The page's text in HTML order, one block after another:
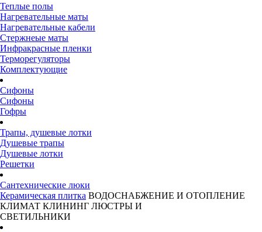
Теплые полы
Нагревательные маты
Нагревательные кабели
Стержнеые маты
Инфракрасные пленки
Терморегуляторы
Комплектующие
Сифоны
Сифоны
Гофры
Трапы, душевые лотки
Душевые трапы
Душевые лотки
Решетки
Сантехнические люки
Керамическая плитка ВОДОСНАБЖЕНИЕ И ОТОПЛЕНИЕ
КЛИМАТ КЛИНИНГ ЛЮСТРЫ И
СВЕТИЛЬНИКИ